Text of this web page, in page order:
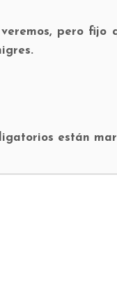
pero fijo
están